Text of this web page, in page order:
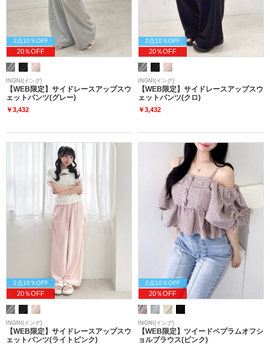
2点10％OFF
20％OFF
INGNI(イング)
【WEB限定】サイドレースアップスウ
ェットパンツ(グレー)
￥3,432
2点10％OFF
20％OFF
INGNI(イング)
【WEB限定】サイドレースアップスウ
ェットパンツ(クロ)
￥3,432
2点10％OFF
20％OFF
INGNI(イング)
【WEB限定】サイドレースアップスウ
ェットパンツ(ライトピンク)
2点10％OFF
20％OFF
INGNI(イング)
【WEB限定】ツイードペプラムオフシ
ョルブラウス(ピンク)